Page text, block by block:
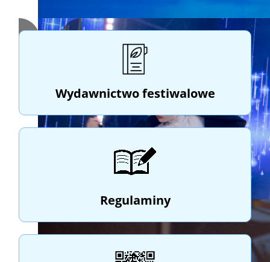
Wydawnictwo festiwalowe
Regulaminy